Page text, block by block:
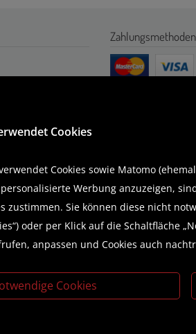
Zahlungsmethoden
unseren Newsletter
Brunner
Cookies
Cookies sowie Matomo
Werbung anzuzeigen,
zustimmen. Sie können diese nicht
oder per Klick auf die Schaltfläche
anpassen und Cookies auch
Cookies